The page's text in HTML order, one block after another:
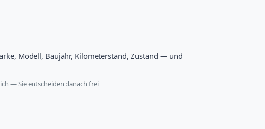
Modell, Baujahr, Kilometerstand, Zustand — und
— Sie entscheiden danach frei